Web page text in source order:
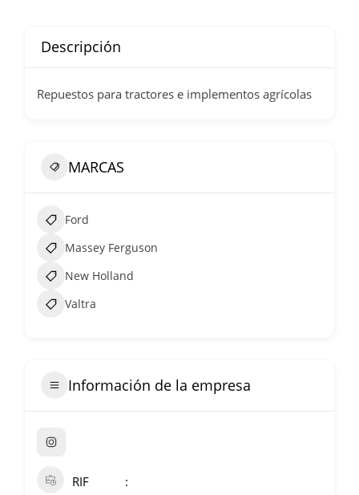
Descripción
Repuestos para tractores e implementos agrícolas
MARCAS
Ford
Massey Ferguson
New Holland
Valtra
Información de la empresa
RIF